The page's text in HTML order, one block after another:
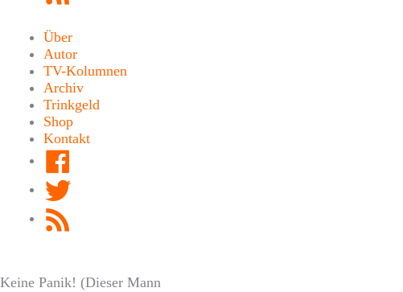
Über
Autor
TV-Kolumnen
Archiv
Trinkgeld
Shop
Kontakt
Keine Panik! (Dieser Mann